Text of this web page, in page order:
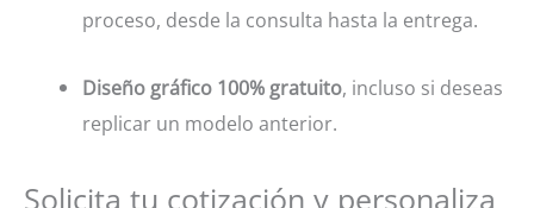
proceso, desde la consulta hasta la entrega.
Diseño gráfico 100% gratuito, incluso si deseas
replicar un modelo anterior.
Solicita tu cotización y personaliza